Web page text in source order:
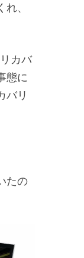
、
カバ
態に
バリ
たの